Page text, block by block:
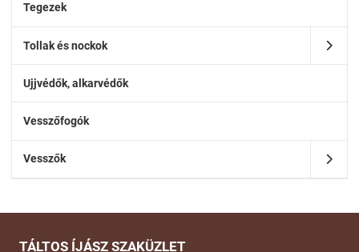
Tegezek
Tollak és nockok
Ujjvédők, alkarvédők
Vesszőfogók
Vesszők
TÁLTOS ÍJÁSZ SZAKÜZLET